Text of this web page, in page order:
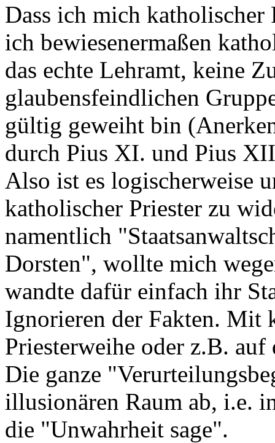
Dass ich mich katholischer
ich bewiesenermaßen
das echte Lehramt, keine
glaubensfeindlichen
gültig geweiht bin
durch Pius XI. und Pius
Also ist es logischerweise
katholischer Priester zu
namentlich
Dorsten", wollte mich
wandte dafür einfach ihr
Ignorieren der Fakten. Mit
Priesterweihe oder z.B.
Die ganze
illusionären Raum ab, i.e.
die "Unwahrheit sage".